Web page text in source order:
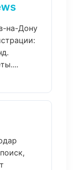
на-Дону